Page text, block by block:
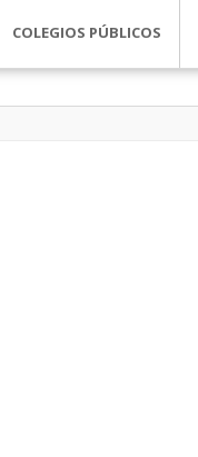
COLEGIOS PÚBLICOS